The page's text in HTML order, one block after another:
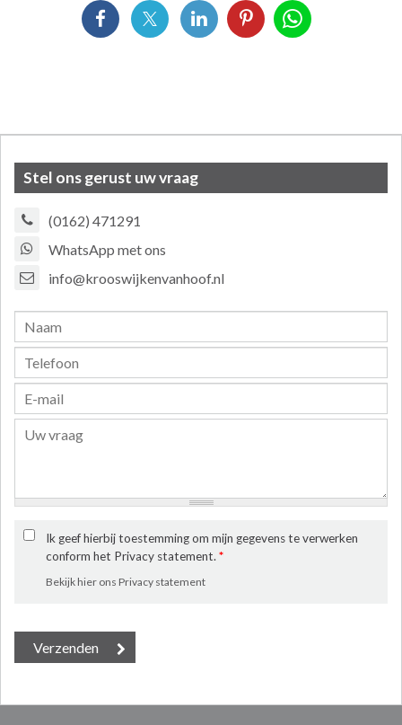
Stel ons gerust uw vraag
(0162) 471291
WhatsApp met ons
info@krooswijkenvanhoof.nl
Ik geef hierbij toestemming om mijn gegevens te verwerken
conform het Privacy statement. *
Bekijk hier ons Privacy statement